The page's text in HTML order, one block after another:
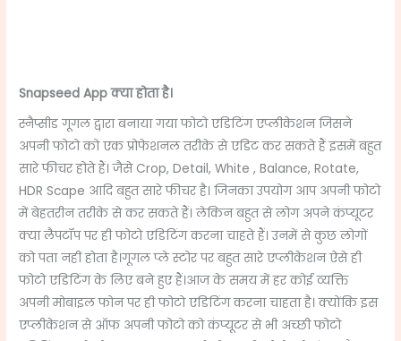
Snapseed Appक्या होता है।
स्नैप्सीड गूगल द्वारा बनाया गया फोटो एडिटिंग एप्लीकेशन जिसने
अपनी फोटो को एक प्रोफेशनल तरीके से एडिट कर सकते हैं इसमें बहुत
सारे फीचर होते हैं। जैसे Crop, Detail, White , Balance, Rotate,
HDR Scape आदि बहुत सारे फीचर है। जिनका उपयोग आप अपनी फोटो
में बेहतरीन तरीके से कर सकते हैं। लेकिन बहुत से लोग अपने कंप्यूटर
क्या लैपटॉप पर ही फोटो एडिटिंग करना चाहते हैं। उनमें से कुछ लोगों
को पता नहीं होता है।गूगल प्ले स्टोर पर बहुत सारे एप्लीकेशन ऐसे ही
फोटो एडिटिंग के लिए बने हुए हैं।आज के समय में हर कोई व्यक्ति
अपनी मोबाइल फोन पर ही फोटो एडिटिंग करना चाहता है। क्योंकि इस
एप्लीकेशन से ऑफ अपनी फोटो को कंप्यूटर से भी अच्छी फोटो